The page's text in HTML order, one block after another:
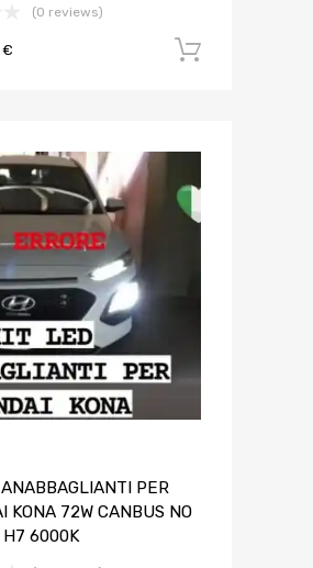
(0 reviews)
€
PER
KONA 72W CANBUS NO
H7 6000K